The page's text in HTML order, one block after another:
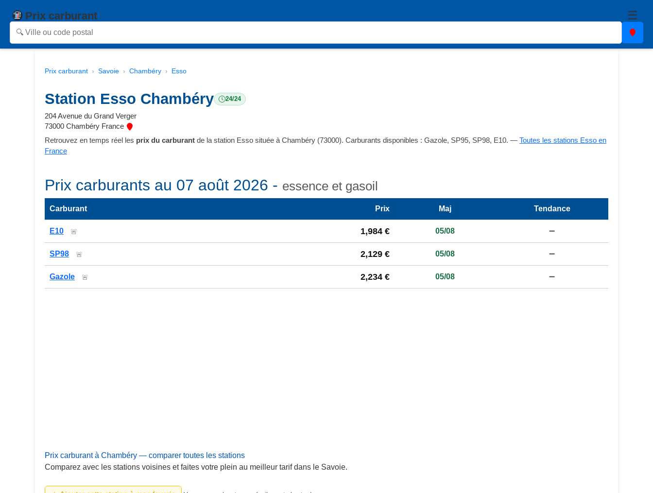
Prix carburant ☰
Prix carburant Savoie Chambéry Esso
Station Esso Chambéry 24/24
204 Avenue du Grand Verger
73000 Chambéry France
Retrouvez en temps réel les prix du carburant de la station Esso située à Chambéry (73000). Carburants disponibles : Gazole, SP95, SP98, E10. — Toutes les stations Esso en
France
Prix carburants au 07 août 2026 - essence et gasoil
Carburant Prix Maj Tendance
E10 🚨 1,984 € 05/08 ➖
SP98 🚨 2,129 € 05/08 ➖
Gazole 🚨 2,234 € 05/08 ➖
Prix carburant à Chambéry — comparer toutes les stations
Comparez avec les stations voisines et faites votre plein au meilleur tarif dans le Savoie.